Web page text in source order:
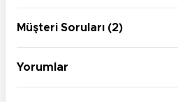
Müşteri Soruları (2)
Yorumlar